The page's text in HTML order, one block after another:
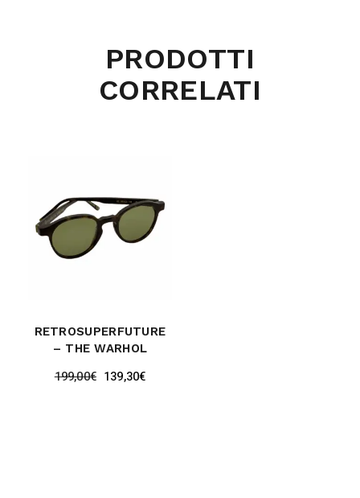
PRODOTTI
CORRELATI
RETROSUPERFUTURE
– THE WARHOL
199,00€ 139,30€